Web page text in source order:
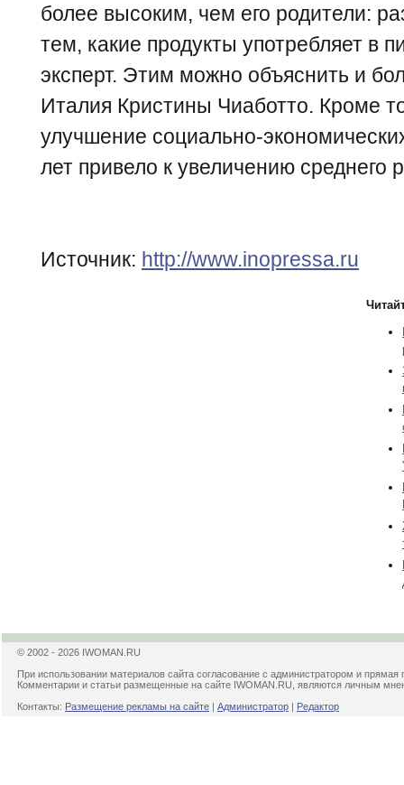
более высоким, чем его родители:
тем, какие продукты употребляет в
эксперт. Этим можно объяснить и
Италия Кристины Чиаботто. Кроме
улучшение социально-
лет привело к увеличению среднего
Источник: http://www.inopressa.ru
© 2002 - 2026 IWOMAN.RU
При использовании материалов сайта согласование с администратором и прямая
Комментарии и статьи размещенные на сайте IWOMAN.RU, являются личным
Контакты: Размещение рекламы на сайте | Администратор | Редактор